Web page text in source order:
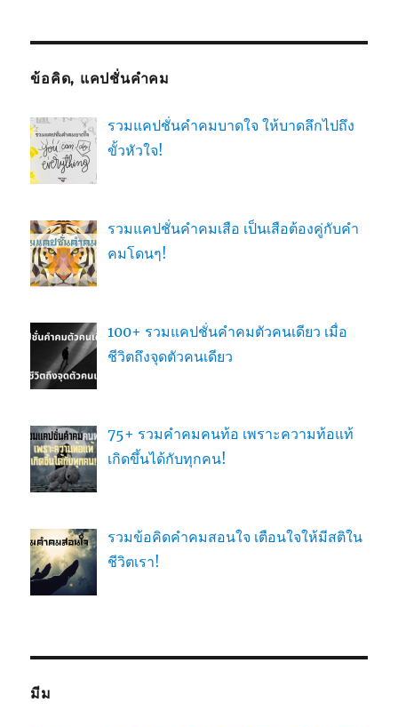
ข้อคิด, แคปชั่นคำคม
รวมแคปชั่นคำคมบาดใจ ให้บาดลึกไปถึง
ขั้วหัวใจ!
รวมแคปชั่นคำคมเสือ เป็นเสือต้องคู่กับคำ
คมโดนๆ!
100+ รวมแคปชั่นคำคมตัวคนเดียว เมื่อ
ชีวิตถึงจุดตัวคนเดียว
75+ รวมคำคมคนท้อ เพราะความท้อแท้
เกิดขึ้นได้กับทุกคน!
รวมข้อคิดคำคมสอนใจ เตือนใจให้มีสติใน
ชีวิตเรา!
มีม